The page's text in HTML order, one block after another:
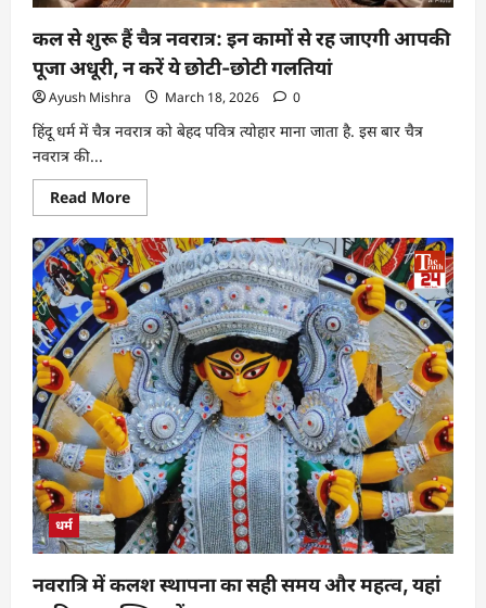
कल से शुरू हैं चैत्र नवरात्र: इन कामों से रह जाएगी आपकी
पूजा अधूरी, न करें ये छोटी-छोटी गलतियां
Ayush Mishra March 18, 2026 0
हिंदू धर्म में चैत्र नवरात्र को बेहद पवित्र त्योहार माना जाता है. इस बार चैत्र
नवरात्र की...
Read More
धर्म
नवरात्रि में कलश स्थापना का सही समय और महत्व, यहां